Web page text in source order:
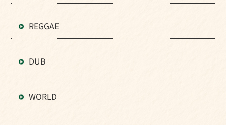
REGGAE
DUB
WORLD